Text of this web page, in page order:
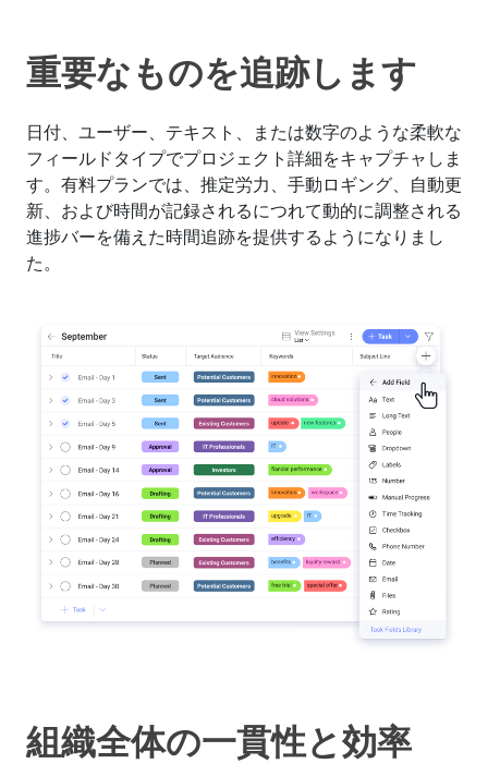
重要なものを追跡します
日付、ユーザー、テキスト、または数字のような柔軟な
フィールドタイプでプロジェクト詳細をキャプチャしま
す。有料プランでは、推定労力、手動ロギング、自動更
新、および時間が記録されるにつれて動的に調整される
進捗バーを備えた時間追跡を提供するようになりまし
た。
組織全体の一貫性と効率